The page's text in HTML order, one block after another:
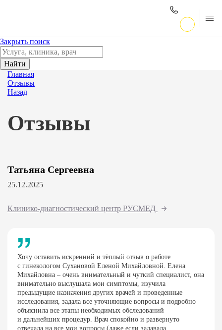
Закрыть поиск
Найти
Главная
Отзывы
Назад
Отзывы
Татьяна Сергеевна
25.12.2025
Клинико-диагностический центр РУСМЕД
Хочу оставить искренний и тёплый отзыв о работе
с гинекологом Сухановой Еленой Михайловной. Елена
Михайловна – очень внимательный и чуткий специалист, она
внимательно выслушала мои симптомы, изучила
предыдущие назначения других врачей и проведенные
исследования, задала все уточняющие вопросы и подробно
объяснила все этапы необходимых обследований
и дальнейших процедур. Врач спокойно и развернуто
отвечала на все мои вопросы (даже если задавала